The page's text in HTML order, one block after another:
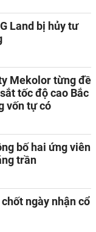
Land bị hủy tư
Mekolor từng đề
tốc độ cao Bắc
vốn tự có
bố hai ứng viên
trần
ngày nhận cổ